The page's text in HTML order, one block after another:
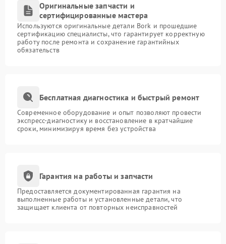
Оригинальные запчасти и
сертифицированные мастера
Используются оригинальные детали Bork и прошедшие
сертификацию специалисты, что гарантирует корректную
работу после ремонта и сохранение гарантийных
обязательств
Бесплатная диагностика и быстрый ремонт
Современное оборудование и опыт позволяют провести
экспресс-диагностику и восстановление в кратчайшие
сроки, минимизируя время без устройства
Гарантия на работы и запчасти
Предоставляется документированная гарантия на
выполненные работы и установленные детали, что
защищает клиента от повторных неисправностей